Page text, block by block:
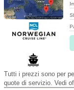
Tutti i prezzi sono per
quote di servizio. Vedi